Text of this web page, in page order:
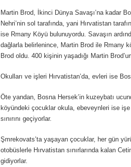
Martin Brod, İkinci Dünya Savaşı’na kadar
Nehri’nin sol tarafında, yani Hırvatistan
ise Rmany Köyü bulunuyordu. Savaşın
dağlarla belirlenince, Martin Brod ile Rmany
Brod oldu. 400 kişinin yaşadığı Martin
Okulları ve işleri Hırvatistan’da, evleri ise
Öte yandan, Bosna Hersek’in kuzeybatı
köyündeki çocuklar okula, ebeveynleri ise
sınırını geçiyorlar.
Şmrekovats’ta yaşayan çocuklar, her gün
otobüslerle Hırvatistan sınırlarında kalan
gidiyorlar.